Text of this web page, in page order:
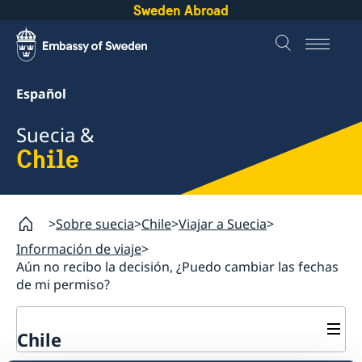
Sweden Abroad
Español
Suecia &
Chile
Sobre suecia Chile Viajar a Suecia
Información de viaje
Aún no recibo la decisión, ¿Puedo cambiar las fechas
de mi permiso?
Chile